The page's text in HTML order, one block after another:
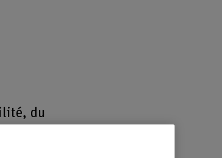
du
identifier des